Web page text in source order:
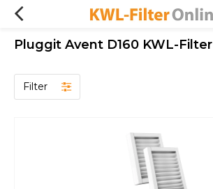
Pluggit Avent D160 KWL-Filter
Filter